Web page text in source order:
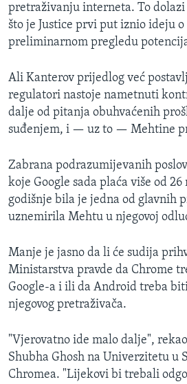
pretraživanju interneta. To dolazi
što je Justice prvi put iznio ideju
preliminarnom pregledu
Ali Kanterov prijedlog već
regulatori nastoje nametnuti
dalje od pitanja obuhvaćenih
suđenjem, i — uz to — Mehtine
Zabrana podrazumijevanih
koje Google sada plaća više od
godišnje bila je jedna od glavnih
uznemirila Mehtu u njegovoj
Manje je jasno da li će sudija
Ministarstva pravde da Chrome
Google-a i ili da Android treba
njegovog pretraživača.
"Vjerovatno ide malo dalje",
Shubha Ghosh na Univerzitetu u
Chromea. "Lijekovi bi trebali